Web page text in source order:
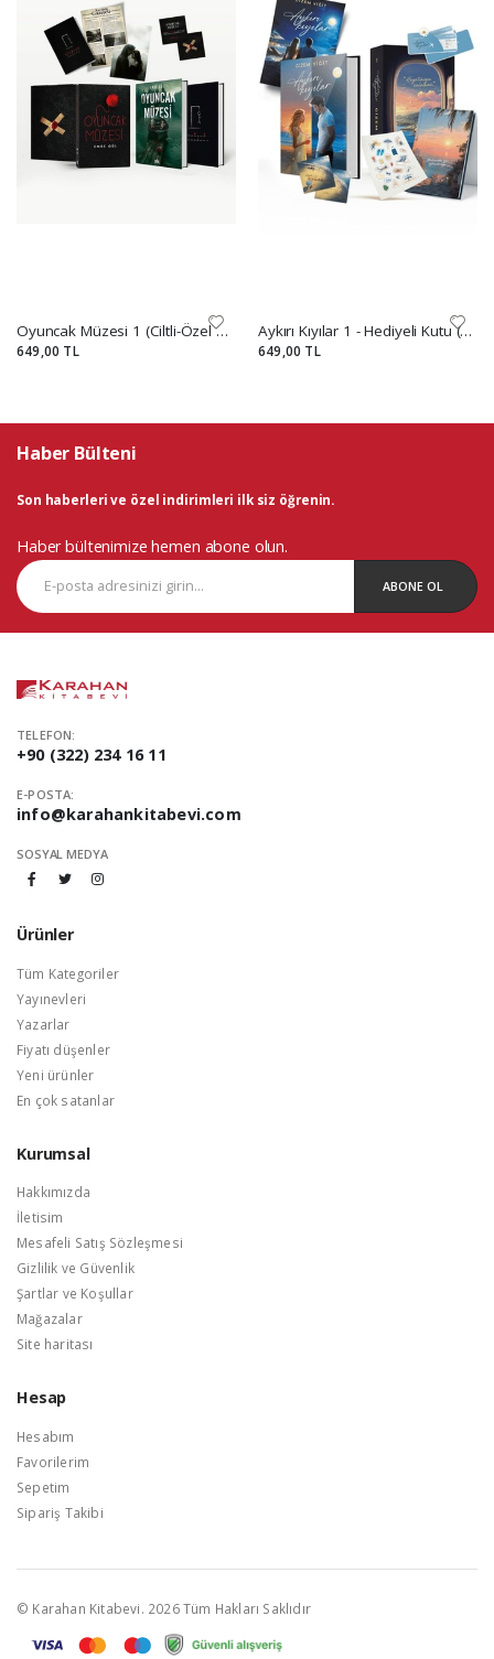
Oyuncak Müzesi 1 (Ciltli-Özel Kutulu Set)
649,00 TL
Aykırı Kıyılar 1 - Hediyeli Kutu (Ciltli)
649,00 TL
Haber Bülteni
Son haberleri ve özel indirimleri ilk siz öğrenin.
Haber bültenimize hemen abone olun.
ABONE OL
TELEFON:
+90 (322) 234 16 11
E-POSTA:
info@karahankitabevi.com
SOSYAL MEDYA
Ürünler
Tüm Kategoriler
Yayınevleri
Yazarlar
Fiyatı düşenler
Yeni ürünler
En çok satanlar
Kurumsal
Hakkımızda
İletisim
Mesafeli Satış Sözleşmesi
Gizlilik ve Güvenlik
Şartlar ve Koşullar
Mağazalar
Site haritası
Hesap
Hesabım
Favorilerim
Sepetim
Sipariş Takibi
© Karahan Kitabevi. 2026 Tüm Hakları Saklıdır